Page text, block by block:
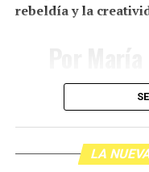
rebeldía y la
LA